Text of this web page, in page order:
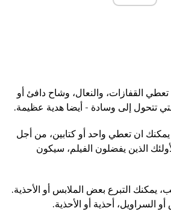
القفازات، والنعال، وشاح دافئ أو
تتحول إلى وسادة - أيضا هدية عظيمة.
يمكنك ان تعطي واحد أو كتابين، من أجل
الذين يفضلون الفيلم، سيكون
يمكنك التبرع بعض الملابس أو الأحذية.
السراويل، أحذية أو الأحذية.